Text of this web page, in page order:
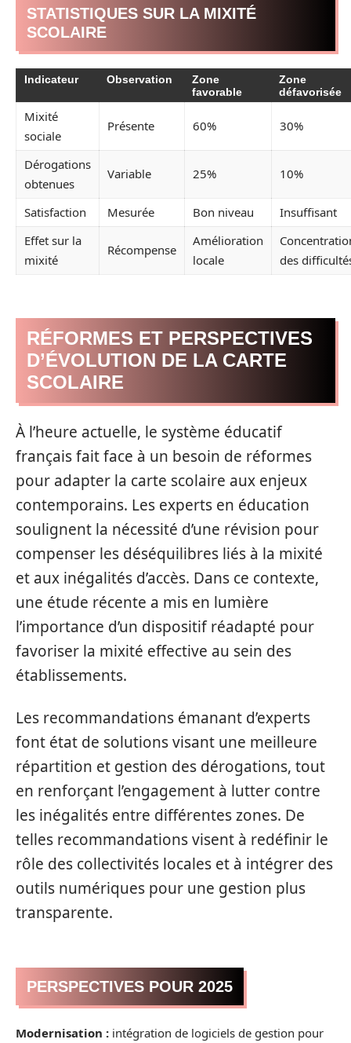
STATISTIQUES SUR LA MIXITÉ
SCOLAIRE
Indicateur Observation
Zone
favorable
Zone
défavorisée
Mixité
sociale
Présente 60% 30%
Dérogations
obtenues
Variable 25% 10%
Satisfaction Mesurée Bon niveau
Insuffisant
Effet sur la
mixité
Récompense
Amélioration
locale
des
RÉFORMES ET PERSPECTIVES
D’ÉVOLUTION DE LA CARTE
SCOLAIRE
À l’heure actuelle, le système éducatif
français fait face à un besoin de réformes
pour adapter la carte scolaire aux enjeux
contemporains. Les experts en éducation
soulignent la nécessité d’une révision pour
compenser les déséquilibres liés à la mixité
et aux inégalités d’accès. Dans ce contexte,
une étude récente a mis en lumière
l’importance d’un dispositif réadapté pour
favoriser la mixité effective au sein des
établissements.
Les recommandations émanant d’experts
font état de solutions visant une meilleure
répartition et gestion des dérogations, tout
en renforçant l’engagement à lutter contre
les inégalités entre différentes zones. De
telles recommandations visent à redéfinir le
rôle des collectivités locales et à intégrer des
outils numériques pour une gestion plus
transparente.
PERSPECTIVES POUR 2025
Modernisation : intégration de logiciels de gestion pour